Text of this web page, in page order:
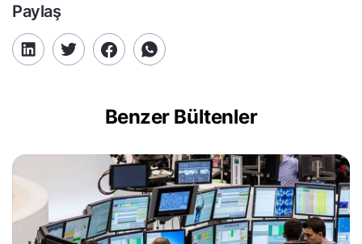
Paylaş
Benzer Bültenler